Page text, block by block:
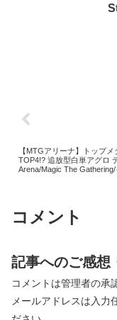
【MTGアリーナ】トップ
TOP4!? 追放型白単アグロ
Arena/Magic The Gathering/
コメント
記事へのご感想
コメントは管理者の承
メールアドレスは入力